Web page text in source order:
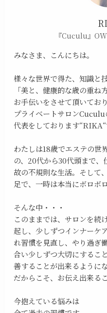
『Cuculu』
みなさま、こんにちは。
様々な世界で得た、知識と
「美と、健康的な歳の重ね
お手伝いをさせて頂いており
プライベートサロンCuculu
代表をしております“RIKA“
わたしは18歳でエステの世
の、20代から30代頭まで、
故の不規則な生活。そして
足で、一時は本当にボロボ
そんな中・・・
このままでは、サロンを続
起し、少しずつインナーケ
れ習慣を見直し、やり過ぎ
合い少しずつ大切にするこ
善することが出来るように
だからこそ、お伝え出来る
今抱えている悩みは